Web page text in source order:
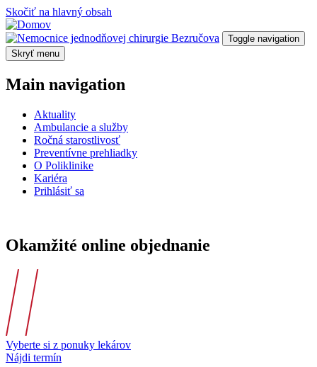
Skočiť na hlavný obsah
Toggle navigation
Skryť menu
Main navigation
Aktuality
Ambulancie a služby
Ročná starostlivosť
Preventívne prehliadky
O Poliklinike
Kariéra
Prihlásiť sa
Okamžité online objednanie
Vyberte si z ponuky lekárov
Nájdi termín